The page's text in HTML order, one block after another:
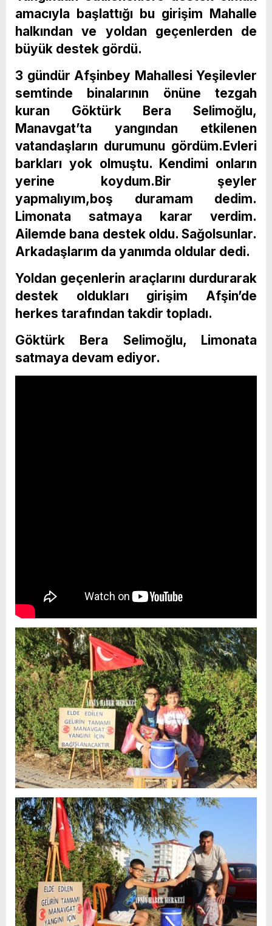
amacıyla başlattığı bu girişim Mahalle
halkından ve yoldan geçenlerden de
büyük destek gördü.
3 gündür Afşinbey Mahallesi Yeşilevler
semtinde binalarının önüne tezgah
kuran Göktürk Bera Selimoğlu,
Manavgat’ta yangından etkilenen
vatandaşların durumunu gördüm.Evleri
barkları yok olmuştu. Kendimi onların
yerine koydum.Bir şeyler
yapmalıyım,boş duramam dedim.
Limonata satmaya karar verdim.
Ailemde bana destek oldu. Sağolsunlar.
Arkadaşlarım da yanımda oldular dedi.
Yoldan geçenlerin araçlarını durdurarak
destek oldukları girişim Afşin’de
herkes tarafından takdir topladı.
Göktürk Bera Selimoğlu, Limonata
satmaya devam ediyor.